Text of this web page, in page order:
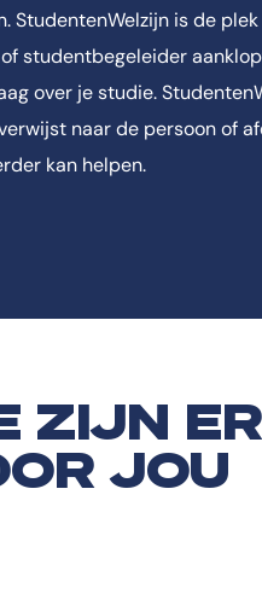
StudentenWelzijn is de
studentbegeleider
over je studie.
naar de persoon of
kan helpen.
ZIJN ER
JOU